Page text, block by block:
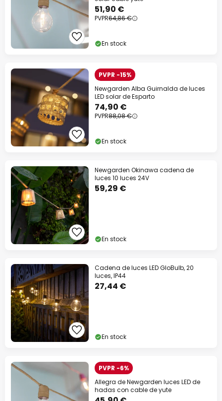
51,90 €
PVPR64,86 €
En stock
PVPR -15%
Newgarden Alba Guirnalda de luces
LED solar de Esparto
74,90 €
PVPR88,08 €
En stock
Newgarden Okinawa cadena de
luces 10 luces 24V
59,29 €
En stock
Cadena de luces LED GloBulb, 20
luces, IP44
27,44 €
En stock
PVPR -6%
Allegra de Newgarden luces LED de
hadas con cable de yute
Descuento extra
-10% EXTRAdesde 109 €
-13% EXTRA.desde 159 €
en casi todo*
Código descuento:WOW